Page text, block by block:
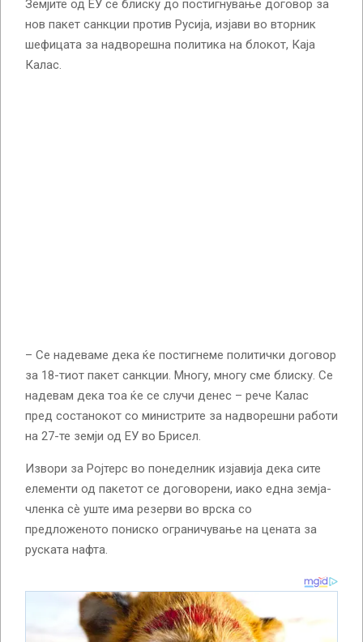
Земјите од ЕУ се блиску до постигнување договор за
нов пакет санкции против Русија, изјави во вторник
шефицата за надворешна политика на блокот, Каја
Калас.
– Се надеваме дека ќе постигнеме политички договор
за 18-тиот пакет санкции. Многу, многу сме блиску. Се
надевам дека тоа ќе се случи денес – рече Калас
пред состанокот со министрите за надворешни работи
на 27-те земји од ЕУ во Брисел.
Извори за Ројтерс во понеделник изјавија дека сите
елементи од пакетот се договорени, иако една земја-
членка сè уште има резерви во врска со
предложеното пониско ограничување на цената за
руската нафта.